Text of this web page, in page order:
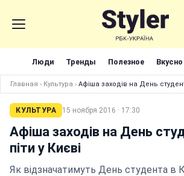
Люди Тренды Полезное Вкусно
Главная › Культура › Афіша заходів на День
КУЛЬТУРА 15 ноября 2016 · 17:30
Афіша заходів на День
піти у Києві
Як відзначатимуть День студента в